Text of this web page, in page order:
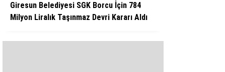
Giresun Belediyesi SGK Borcu İçin 784
Milyon Liralık Taşınmaz Devri Kararı Aldı